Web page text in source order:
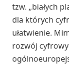
tzw. „białych
dla których
ułatwienie.
rozwój